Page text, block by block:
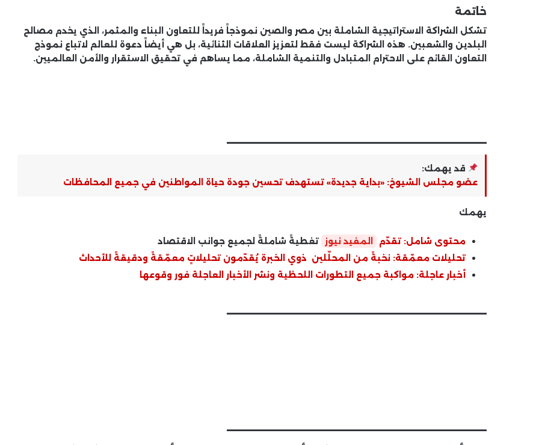
خاتمة
تشكل الشراكة الاستراتيجية الشاملة بين مصر والصين نموذجاً فريداً للتعاون البناء والمثمر، الذي يخدم مصالح
البلدين والشعبين. هذه الشراكة ليست فقط لتعزيز العلاقات الثنائية، بل هي أيضاً دعوة للعالم لاتباع نموذج
التعاون القائم على الاحترام المتبادل والتنمية الشاملة، مما يساهم في تحقيق الاستقرار والأمن العالميين.
قد يهمك:
عضو مجلس الشيوخ: «بداية جديدة» تستهدف تحسين جودة حياة المواطنين في جميع المحافظات
يهمك
محتوى شامل: تقدّم المفيد نيوز
تغطيةً شاملةً لجميع جوانب الاقتصاد
تحليلات معمّقة: نخبةً من المحلّلين ذوي الخبرة يُقدّمون تحليلاتٍ معمّقةً ودقيقةً للأحداث
أخبار عاجلة: مواكبة جميع التطورات اللحظية ونشر الأخبار العاجلة فور وقوعها
أسعار الدواجن اليوم..ورئيس شعبة